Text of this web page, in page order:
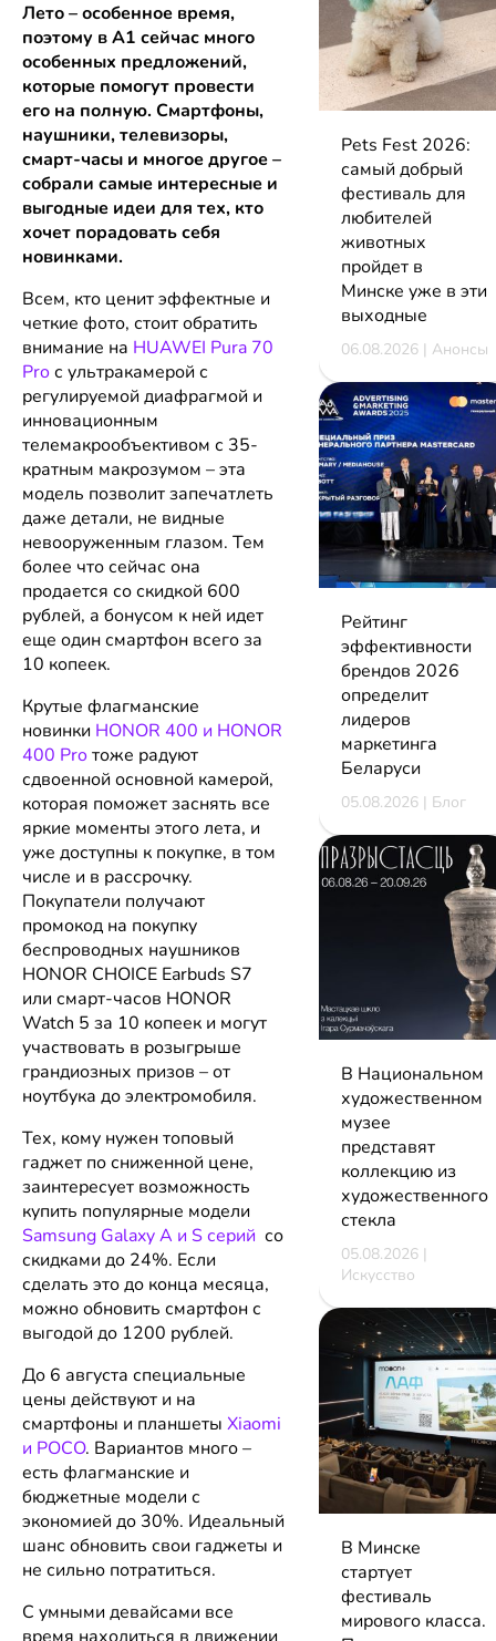
Лето – особенное время,
поэтому в А1 сейчас много
особенных предложений,
которые помогут провести
его на полную. Смартфоны,
наушники, телевизоры,
смарт-часы и многое другое –
собрали самые интересные и
выгодные идеи для тех, кто
хочет порадовать себя
новинками.
Всем, кто ценит эффектные и
четкие фото, стоит обратить
внимание на HUAWEI Pura 70
Proс ультракамерой с
регулируемой диафрагмой и
инновационным
телемакрообъективом с 35-
кратным макрозумом – эта
модель позволит запечатлеть
даже детали, не видные
невооруженным глазом. Тем
более что сейчас она
продается со скидкой 600
рублей, а бонусом к ней идет
еще один смартфон всего за
10 копеек.
Крутые флагманские
новинки HONOR 400 и HONOR
400 Proтоже радуют
сдвоенной основной камерой,
которая поможет заснять все
яркие моменты этого лета, и
уже доступны к покупке, в том
числе и в рассрочку.
Покупатели получают
промокод на покупку
беспроводных наушников
HONOR CHOICE Earbuds S7
или смарт-часов HONOR
Watch 5 за 10 копеек и могут
участвовать в розыгрыше
грандиозных призов – от
ноутбука до электромобиля.
Тех, кому нужен топовый
гаджет по сниженной цене,
заинтересует возможность
купить популярные модели
Samsung Galaxy A и S серий со
скидками до 24%. Если
сделать это до конца месяца,
можно обновить смартфон с
выгодой до 1200 рублей.
До 6 августа специальные
цены действуют и на
смартфоны и планшеты Xiaomi
и POCO. Вариантов много –
есть флагманские и
бюджетные модели с
экономией до 30%. Идеальный
шанс обновить свои гаджеты и
не сильно потратиться.
С умными девайсами все
Pets Fest 2026:
самый добрый
фестиваль для
любителей
животных
пройдет в
Минске уже в эти
выходные
06.08.2026 | Анонсы
Рейтинг
эффективности
брендов 2026
определит
лидеров
маркетинга
Беларуси
05.08.2026 | Блог
В Национальном
художественном
музее
представят
коллекцию из
художественного
стекла
05.08.2026 |
Искусство
В Минске
стартует
фестиваль
мирового класса.